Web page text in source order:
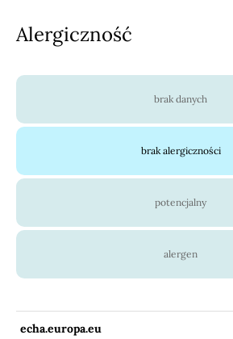
Alergiczność
brak danych
brak alergiczności
potencjalny
alergen
echa.europa.eu